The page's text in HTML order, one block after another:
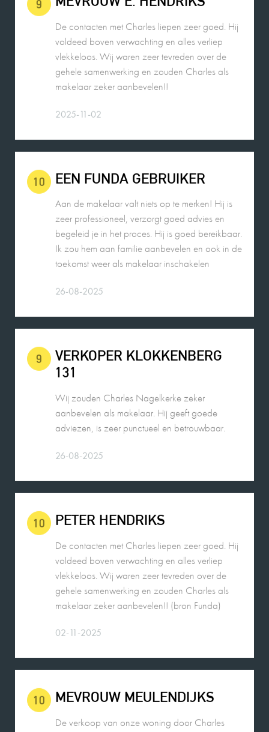
vlekkeloos. Wij waren zeer tevreden over de
gehele samenwerking en zouden Charles als
makelaar zeker aanbevelen!!
2025-11-02
10 EEN FUNDA GEBRUIKER
Aan de makelaar valt niets op te merken! Hij is
begeleid je in het proces. Hij is goed bereikbaar.
Ik zou hem aan familie aanbevelen en ook in de
toekomst weer als makelaar inschakelen
26-08-2025
9
VERKOPER KLOKKENBERG
Wij zouden Charles Nagelkerke zeker
adviezen, is zeer punctueel en betrouwbaar.
26-08-2025
10 PETER HENDRIKS
De contacten met Charles liepen zeer goed. Hij
vlekkeloos. Wij waren zeer tevreden over de
gehele samenwerking en zouden Charles als
makelaar zeker aanbevelen!! (bron Funda)
02-11-2025
10 MEVROUW MEULENDIJKS
De verkoop van onze woning door Charles
Charles kundig is, persoonlijke contact